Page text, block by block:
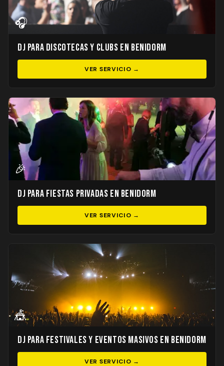
🎧
DJ para Discotecas y Clubs en Benidorm
VER SERVICIO →
🎉
DJ para Fiestas Privadas en Benidorm
VER SERVICIO →
🎪
DJ para Festivales y Eventos Masivos en Benidorm
VER SERVICIO →